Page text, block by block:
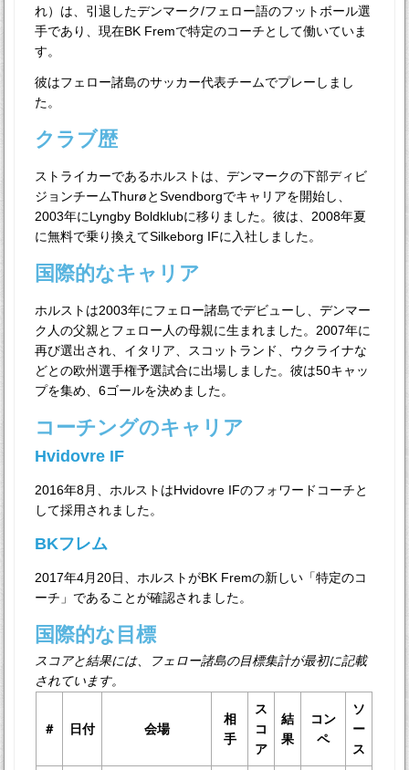
れ）は、引退したデンマーク/フェロー語のフットボール選
手であり、現在BK Fremで特定のコーチとして働いていま
す。
彼はフェロー諸島のサッカー代表チームでプレーしまし
た。
クラブ歴
ストライカーであるホルストは、デンマークの下部ディビ
ジョンチームThurøとSvendborgでキャリアを開始し、
2003年にLyngby Boldklubに移りました。彼は、2008年夏
に無料で乗り換えてSilkeborg IFに入社しました。
国際的なキャリア
ホルストは2003年にフェロー諸島でデビューし、デンマー
ク人の父親とフェロー人の母親に生まれました。2007年に
再び選出され、イタリア、スコットランド、ウクライナな
どとの欧州選手権予選試合に出場しました。彼は50キャッ
プを集め、6ゴールを決めました。
コーチングのキャリア
Hvidovre IF
2016年8月、ホルストはHvidovre IFのフォワードコーチと
して採用されました。
BKフレム
2017年4月20日、ホルストがBK Fremの新しい「特定のコ
ーチ」であることが確認されました。
国際的な目標
スコアと結果には、フェロー諸島の目標集計が最初に記載
されています。
＃ 日付 会場
相
手
ス
コ
ア
結
果
コン
ペ
ソ
ー
ス